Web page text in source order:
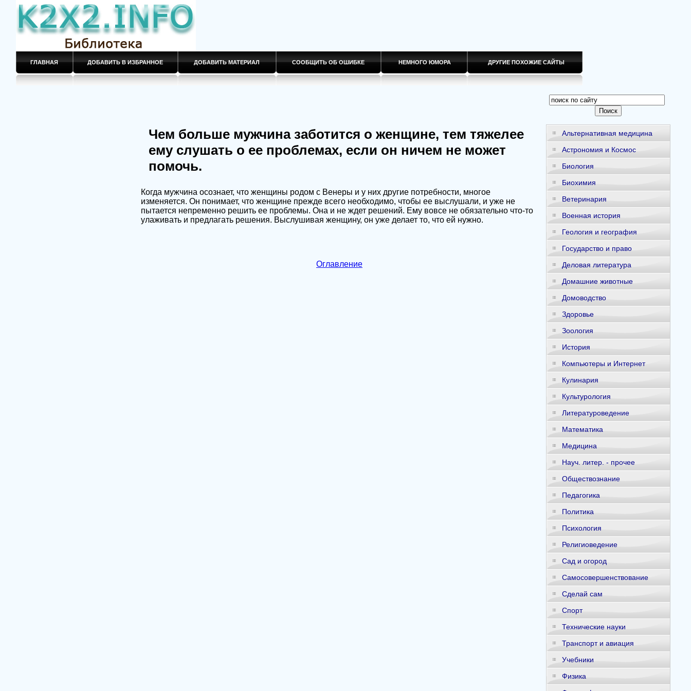
ГЛАВНАЯ ДОБАВИТЬ В ИЗБРАННОЕ ДОБАВИТЬ МАТЕРИАЛ СООБЩИТЬ ОБ ОШИБКЕ НЕМНОГО ЮМОРА ДРУГИЕ ПОХОЖИЕ САЙТЫ
Чем больше мужчина заботится о женщине, тем тяжелее
ему слушать о ее проблемах, если он ничем не может
помочь.
Когда мужчина осознает, что женщины родом с Венеры и у них другие потребности, многое
изменяется. Он понимает, что женщине прежде всего необходимо, чтобы ее выслушали, и уже не
пытается непременно решить ее проблемы. Она и не ждет решений. Ему вовсе не обязательно что-то
улаживать и предлагать решения. Выслушивая женщину, он уже делает то, что ей нужно.
Оглавление
Альтернативная медицина
Астрономия и Космос
Биология
Биохимия
Ветеринария
Военная история
Геология и география
Государство и право
Деловая литература
Домашние животные
Домоводство
Здоровье
Зоология
История
Компьютеры и Интернет
Кулинария
Культурология
Литературоведение
Математика
Медицина
Науч. литер. - прочее
Обществознание
Педагогика
Политика
Психология
Религиоведение
Сад и огород
Самосовершенствование
Сделай сам
Спорт
Технические науки
Транспорт и авиация
Учебники
Физика